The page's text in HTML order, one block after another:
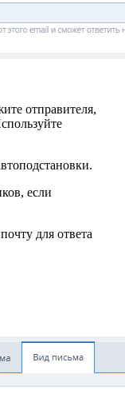
отправителя,
если
для ответа